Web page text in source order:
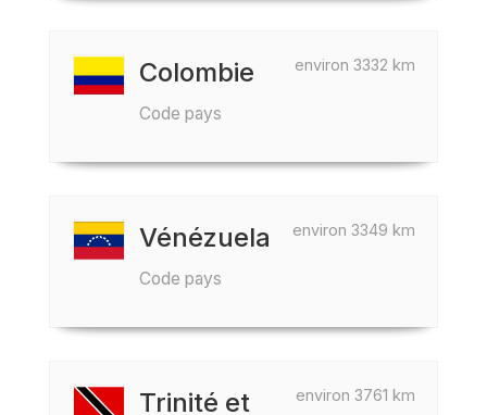
environ 3332 km
Colombie
Code pays
environ 3349 km
Vénézuela
Code pays
environ 3761 km
Trinité et